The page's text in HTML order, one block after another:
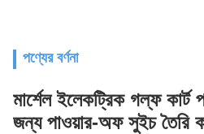
পণ্যের বর্ণনা
মার্শেল ইলেকট্রিক গল্ফ কার্ট
জন্য পাওয়ার-অফ সুইচ তৈরি